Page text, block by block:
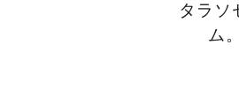
タラソ
ム